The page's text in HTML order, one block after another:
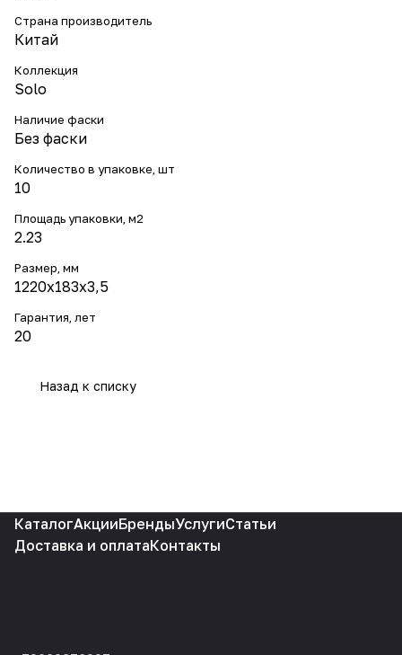
Страна производитель
Китай
Коллекция
Solo
Наличие фаски
Без фаски
Количество в упаковке, шт
10
Площадь упаковки, м2
2.23
Размер, мм
1220х183х3,5
Гарантия, лет
20
Назад к списку
КаталогАкцииБрендыУслугиСтатьи
Доставка и оплатаКонтакты